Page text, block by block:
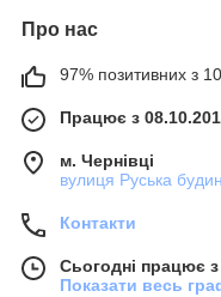
Про нас
97% позитивних з
Працює з
м. Чернівці
вулиця Руська
Контакти
Сьогодні працює
Показати весь